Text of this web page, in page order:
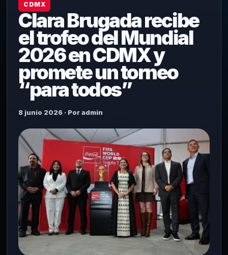
CDMX
Clara Brugada recibe
el trofeo del Mundial
2026 en CDMX y
promete un torneo
“para todos”
8 junio 2026 · Por admin